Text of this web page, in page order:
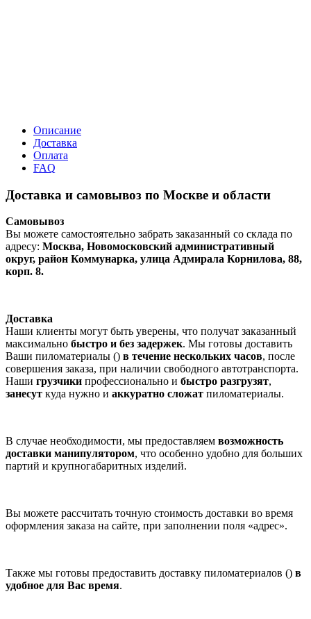
Описание
Доставка
Оплата
FAQ
Доставка и самовывоз по Москве и области
Самовывоз
Вы можете самостоятельно забрать заказанный со склада по
адресу: Москва, Новомосковский административный
округ, район Коммунарка, улица Адмирала Корнилова, 88,
корп. 8.
Доставка
Наши клиенты могут быть уверены, что получат заказанный
максимально быстро и без задержек. Мы готовы доставить
Ваши пиломатериалы () в течение нескольких часов, после
совершения заказа, при наличии свободного автотранспорта.
Наши грузчики профессионально и быстро разгрузят,
занесут куда нужно и аккуратно сложат пиломатериалы.
В случае необходимости, мы предоставляем возможность
доставки манипулятором, что особенно удобно для больших
партий и крупногабаритных изделий.
Вы можете рассчитать точную стоимость доставки во время
оформления заказа на сайте, при заполнении поля «адрес».
Также мы готовы предоставить доставку пиломатериалов () в
удобное для Вас время.